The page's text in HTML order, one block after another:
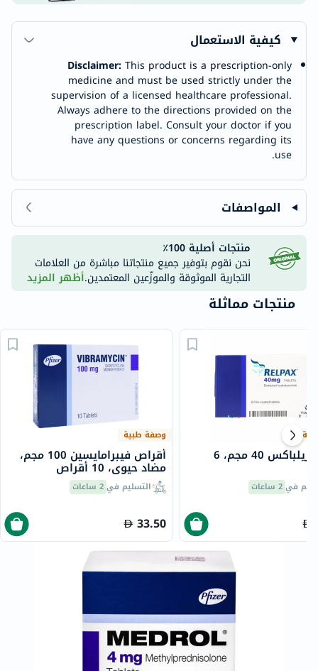
كيفية الاستعمال
Disclaimer:This product is a prescription-only
medicine and must be used strictly under the
supervision of a licensed healthcare professional.
Always adhere to the directions provided on the
prescription label. Consult your doctor if you
have any questions or concerns regarding its
use.
المواصفات
منتجات أصلية 100٪
نحن نقوم بتوفير جميع منتجاتنا مباشرة من العلامات
التجارية الموثوقة والموزّعين المعتمدين.أظهر المزيد
منتجات مماثلة
وصفة طبية
أقراص فيبرامايسين 100 مجم،
مضاد حيوي، 10 أقراص
التسليم في 2 ساعات
33.50
أقراص ريلباكس 40 مجم، 6
في2 ساعات